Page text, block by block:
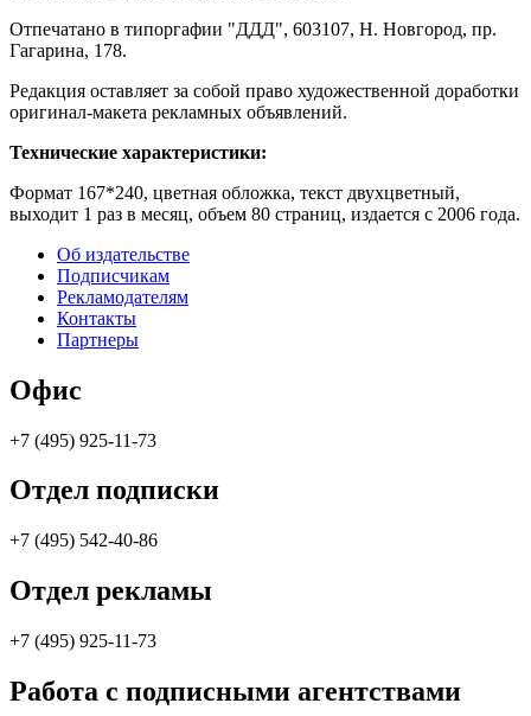
Отпечатано в типоргафии "ДДД", 603107, Н. Новгород, пр.
Гагарина, 178.
Редакция оставляет за собой право художественной доработки
оригинал-макета рекламных объявлений.
Технические характеристики:
Формат 167*240, цветная обложка, текст двухцветный,
выходит 1 раз в месяц, объем 80 страниц, издается с 2006 года.
Об издательстве
Подписчикам
Рекламодателям
Контакты
Партнеры
Офис
+7 (495) 925-11-73
Отдел подписки
+7 (495) 542-40-86
Отдел рекламы
+7 (495) 925-11-73
Работа с подписными агентствами